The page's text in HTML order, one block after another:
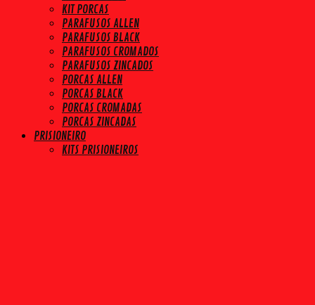
KIT PORCAS
PARAFUSOS ALLEN
PARAFUSOS BLACK
PARAFUSOS CROMADOS
PARAFUSOS ZINCADOS
PORCAS ALLEN
PORCAS BLACK
PORCAS CROMADAS
PORCAS ZINCADAS
PRISIONEIRO
KITS PRISIONEIROS